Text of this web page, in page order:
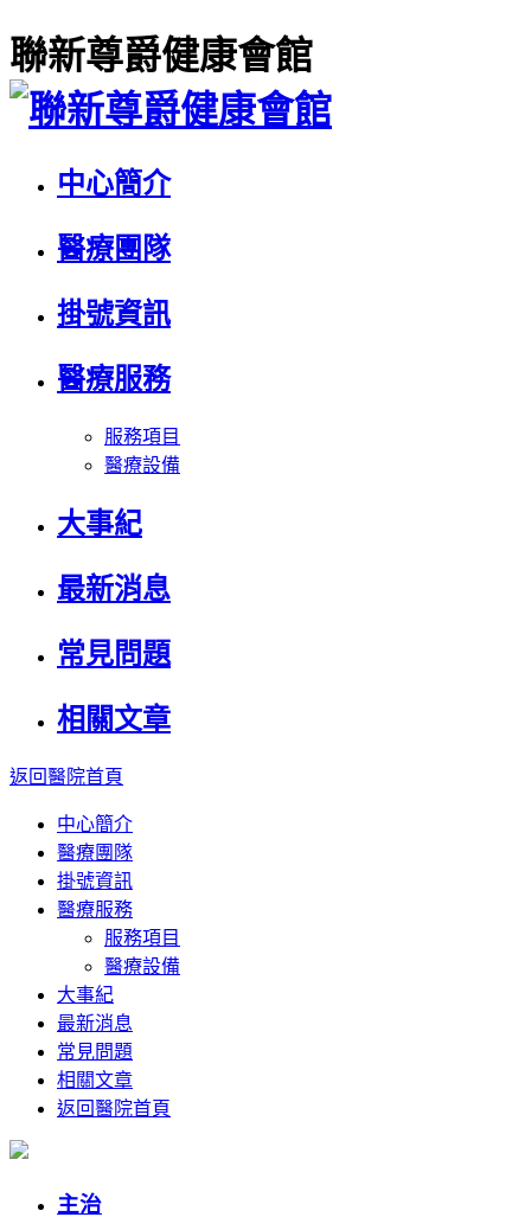
聯新尊爵健康會館
中心簡介
醫療團隊
掛號資訊
醫療服務
服務項目
醫療設備
大事紀
最新消息
常見問題
相關文章
返回醫院首頁
中心簡介
醫療團隊
掛號資訊
醫療服務
服務項目
醫療設備
大事紀
最新消息
常見問題
相關文章
返回醫院首頁
主治